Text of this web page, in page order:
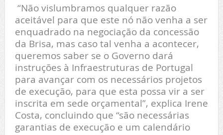
“Não vislumbramos qualquer razão
aceitável para que este nó não venha a ser
enquadrado na negociação da concessão
da Brisa, mas caso tal venha a acontecer,
queremos saber se o Governo dará
instruções à Infraestruturas de Portugal
para avançar com os necessários projetos
de execução, para que esta possa vir a ser
inscrita em sede orçamental”, explica Irene
Costa, concluindo que “são necessárias
garantias de execução e um calendário